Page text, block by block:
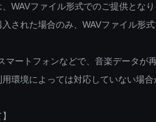
、WAVファイル形式でのご提供となり
された場合のみ、WAVファイル形
ートフォンなどで、音楽データが
環境によっては対応していない場合